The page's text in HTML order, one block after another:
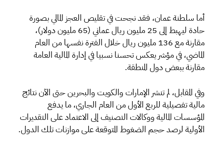
أما سلطنة عمان، فقد نجحت في تقليص العجز المالي بصورة
حادة ليهبط إلى 25 مليون ريال عماني (65 مليون دولار)،
مقارنة مع 136 مليون ريال خلال الفترة نفسها من العام
الماضي، في مؤشر يعكس تحسنا نسبيا في إدارة المالية العامة
مقارنة ببعض دول المنطقة.
وفي المقابل، لم تنشر الإمارات والكويت والبحرين حتى الآن نتائج
مالية تفصيلية للربع الأول من العام الجاري، ما يدفع
المؤسسات المالية ووكالات التصنيف إلى الاعتماد على التقديرات
الأولية لرصد حجم الضغوط المتوقعة على موازنات تلك الدول.